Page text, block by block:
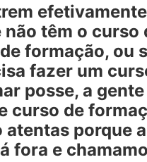
têm o curso
formação, ou
fazer um
posse, a
curso de
porque
fora e